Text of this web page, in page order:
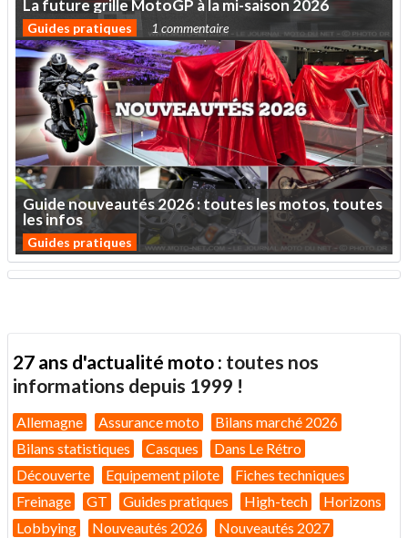
Lafuturegrille MotoGP àlami-saison 2026
Guides pratiques 1 commentaire
Guidenouveautés2026:touteslesmotos,toutes
lesinfos
Guides pratiques
27 ans d'actualité moto : toutes nos
informations depuis 1999 !
Allemagne Assurance moto
Bilans marché 2026
Bilans statistiques
Casques
Dans Le Rétro
Découverte
Equipement pilote
Fiches techniques
Freinage
GT Guides pratiques High-tech
Horizons
Lobbying
Nouveautés 2026 Nouveautés 2027